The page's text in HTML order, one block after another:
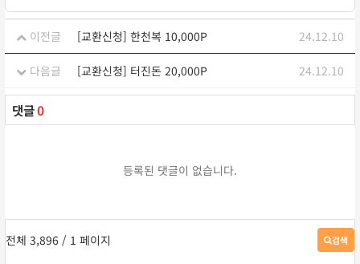
이전글 [교환신청] 한천복 10,000P 24.12.10
다음글 [교환신청] 터진돈 20,000P 24.12.10
댓글0
등록된 댓글이 없습니다.
전체 3,896 / 1 페이지 검색
게